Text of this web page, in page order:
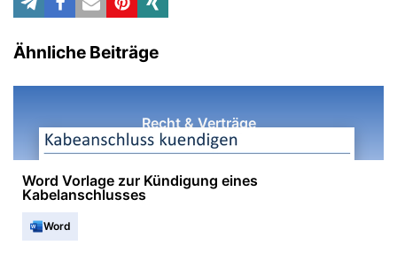
Ähnliche Beiträge
Recht & Verträge
Word Vorlage zur Kündigung eines
Kabelanschlusses
Word